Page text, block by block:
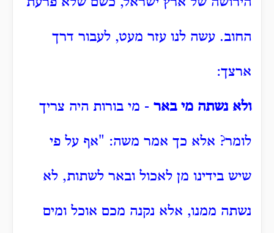
החוב. עשה לנו עזר מעט, לעבור דרך
ארצך:
ולא נשתה מי באר - מי בורות היה צריך
לומר? אלא כך אמר משה: "אף על פי
שיש בידינו מן לאכול ובאר לשתות, לא
נשתה ממנו, אלא נקנה מכם אוכל ומים